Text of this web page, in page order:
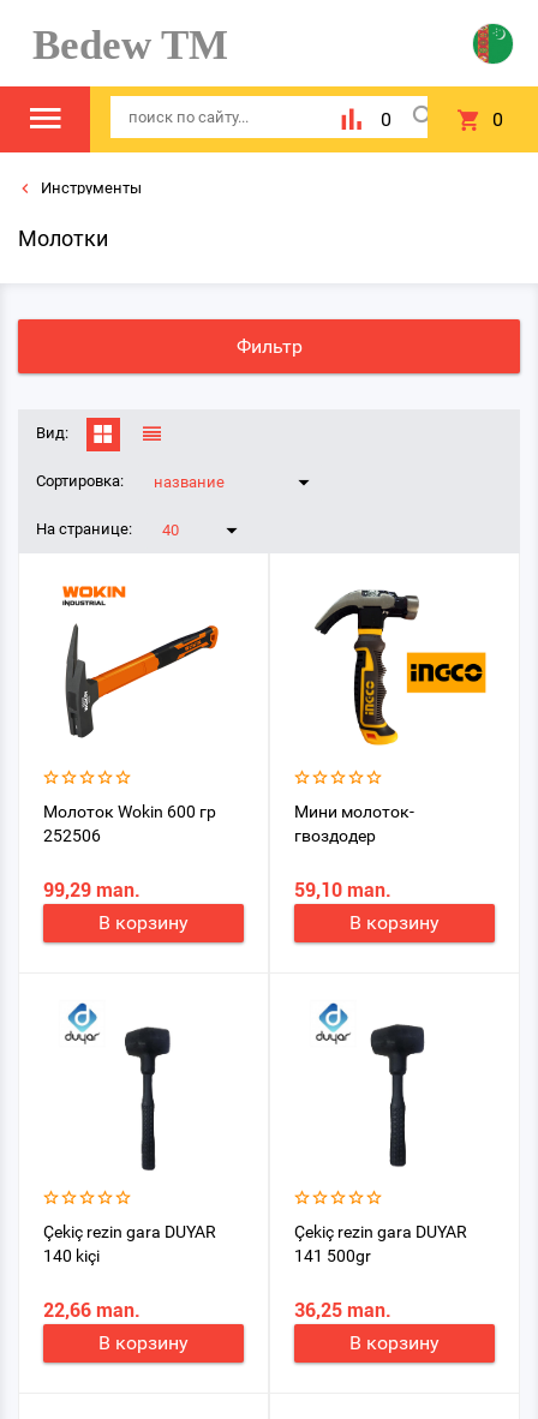
Bedew TM
0 0
Инструменты
Молотки
Фильтр
Вид:
Сортировка: название
На странице: 40
Молоток Wokin 600 гр
252506
99,29 man.
В корзину
Мини молоток-
гвоздодер
59,10 man.
В корзину
Çekiç rezin gara DUYAR
140 kiçi
22,66 man.
В корзину
Çekiç rezin gara DUYAR
141 500gr
36,25 man.
В корзину